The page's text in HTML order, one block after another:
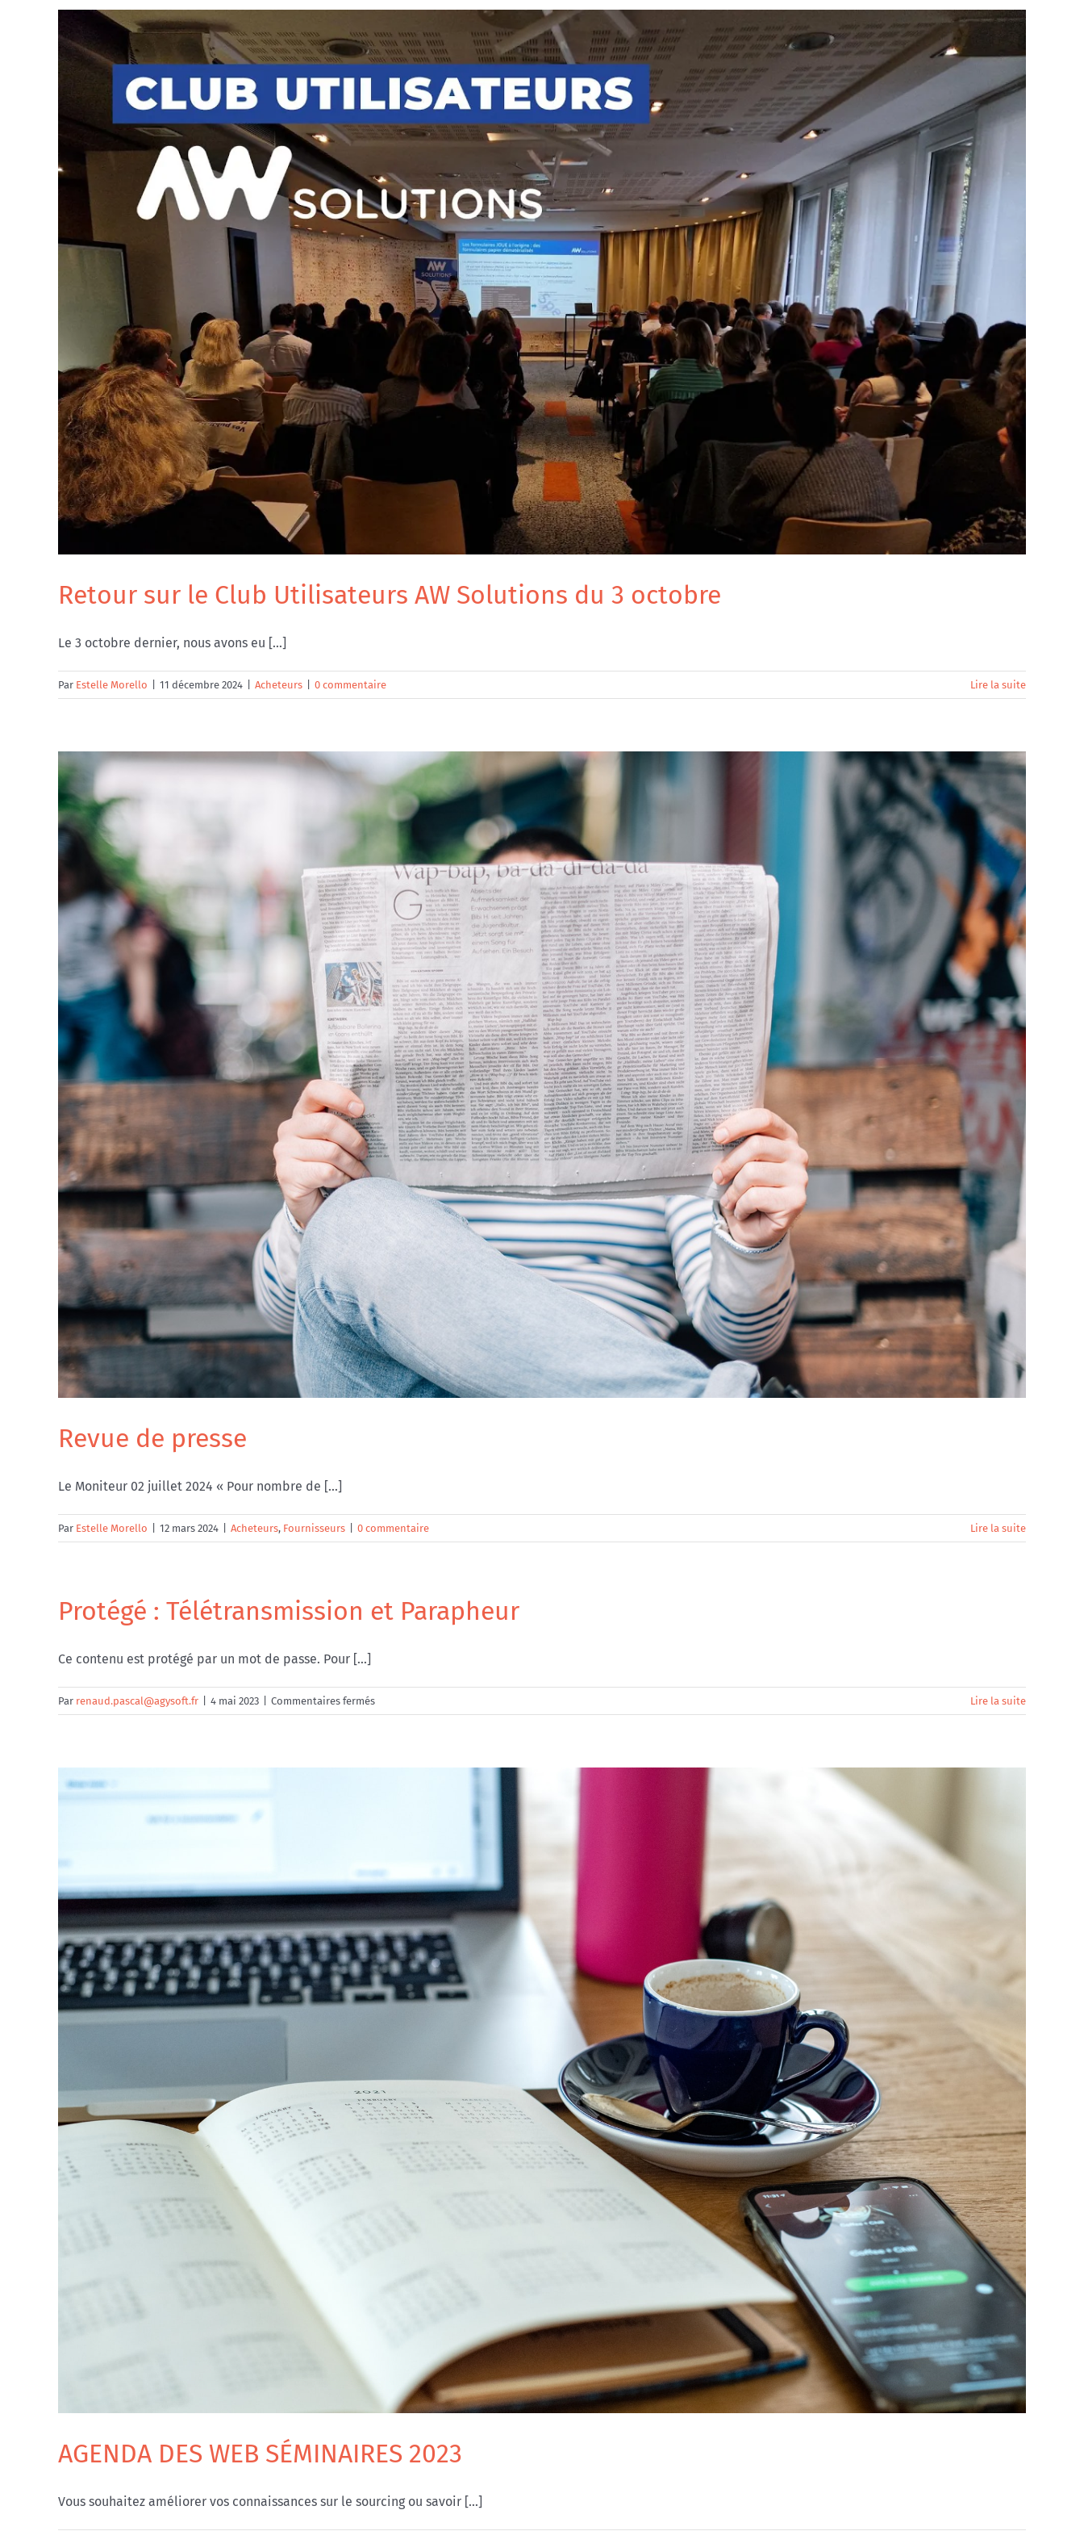
Retour sur le Club Utilisateurs AW Solutions du 3 octobre
Le 3 octobre dernier, nous avons eu [...]
Par Estelle Morello 11 décembre 2024 Acheteurs 0 commentaire Lire la suite
Revue de presse
Le Moniteur 02 juillet 2024 « Pour nombre de [...]
Par Estelle Morello 12 mars 2024 Acheteurs, Fournisseurs 0 commentaire Lire la suite
Protégé : Télétransmission et Parapheur
Ce contenu est protégé par un mot de passe. Pour [...]
Par renaud.pascal@agysoft.fr 4 mai 2023 Commentaires ferméssur
Protégé :
Lire la suite
AGENDA DES WEB SÉMINAIRES 2023
Vous souhaitez améliorer vos connaissances sur le sourcing ou savoir [...]